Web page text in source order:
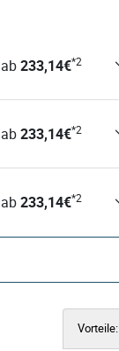
ab233,14€*2
ab233,14€*2
ab233,14€*2
Vorteile: